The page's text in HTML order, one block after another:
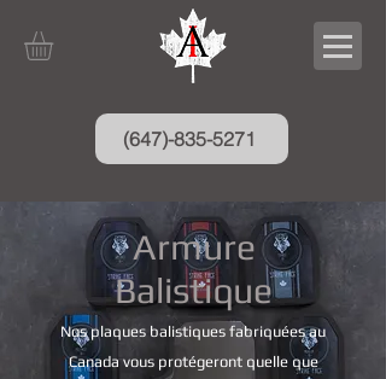
(647)-835-5271
Armure
Balistique
Nos plaques balistiques fabriquées au
Canada vous protégeront quelle que